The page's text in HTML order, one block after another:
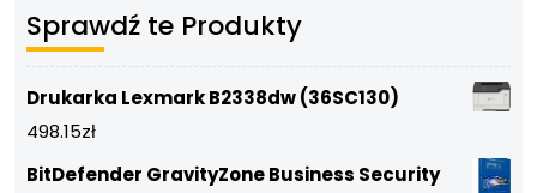
Sprawdź te Produkty
Drukarka Lexmark B2338dw (36SC130)
498.15zł
BitDefender GravityZone Business Security